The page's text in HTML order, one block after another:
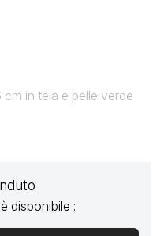
in tela e pelle verde
disponibile :